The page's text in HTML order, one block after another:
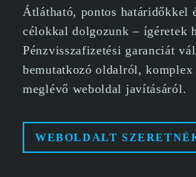
Átlátható, pontos határidőkkel
célokkal dolgozunk – ígéretek
Pénzvisszafizetési garanciát
bemutatkozó oldalról,
meglévő weboldal javításáról.
WEBOLDALT